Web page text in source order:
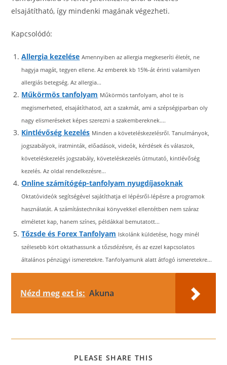
elsajátítható, így mindenki magának végezheti.
Kapcsolódó:
Allergia kezelése Amennyiben az allergia megkeseríti életét, ne
hagyja magát, tegyen ellene. Az emberek kb 15%-át érinti valamilyen
allergiás betegség. Az allergia...
Műkörmös tanfolyam Műkörmös tanfolyam, ahol te is
megismerheted, elsajátíthatod, azt a szakmát, ami a szépségiparban oly
nagy elismeréseket képes szerezni a szakembereknek....
Kintlévőség kezelés Minden a követeléskezelésről. Tanulmányok,
jogszabályok, iratminták, előadások, videók, kérdések és válaszok,
követeléskezelés jogszabály, követeléskezelés útmutató, kintlévőség
kezelés. Az oldal rendelkezésre...
Online számítógép-tanfolyam nyugdíjasoknak
Oktatóvideók segítségével sajátíthatja el lépésről-lépésre a programok
használatát. A számítástechnikai könyvekkel ellentétben nem száraz
elméletet kap, hanem színes, példákkal bemutatott...
Tőzsde és Forex Tanfolyam Iskolánk küldetése, hogy minél
szélesebb kört oktathassunk a tőzsdézésre, és az ezzel kapcsolatos
általános pénzügyi ismeretekre. Tanfolyamunk alatt átfogó ismeretekre...
Nézd meg ezt is: Akuna
PLEASE SHARE THIS